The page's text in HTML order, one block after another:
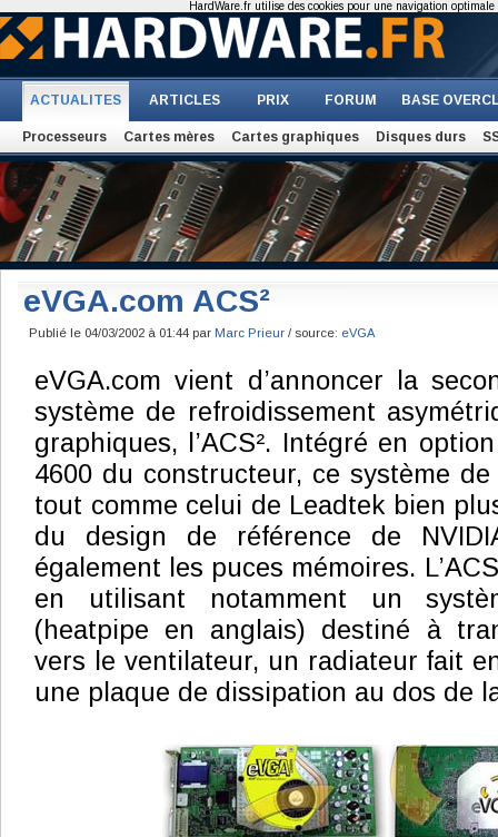
ACTUALITES ARTICLES PRIX FORUM BASE
Processeurs Cartes mères Cartes graphiques Disques durs
eVGA.com ACS²
Publié le 04/03/2002 à 01:44 par Marc Prieur / source: eVGA
eVGA.com vient d’annoncer la
système de refroidissement
graphiques, l’ACS². Intégré en
4600 du constructeur, ce système
tout comme celui de Leadtek bien
du design de référence de
également les puces mémoires.
en utilisant notamment un
(heatpipe en anglais) destiné à
vers le ventilateur, un radiateur fait
une plaque de dissipation au dos de
HardWare.fr utilise des cookies pour une navigation